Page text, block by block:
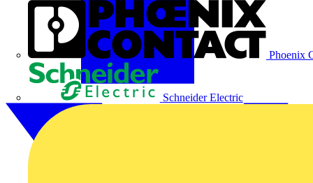
Phoenix
Schneider Electric